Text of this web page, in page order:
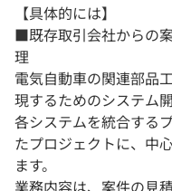
【具体的には】
■既存取引会社からの
理
電気自動車の関連部品
現するためのシステム
各システムを統合する
たプロジェクトに、中
ます。
業務内容は、案件の見